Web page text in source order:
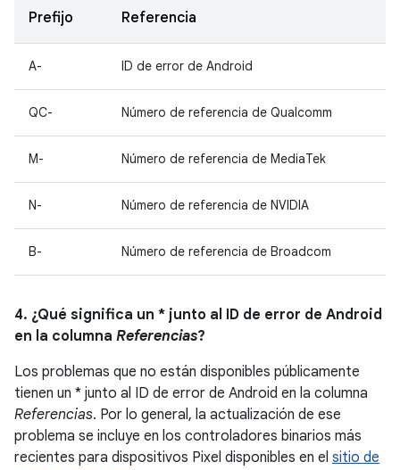
Prefijo Referencia
A- ID de error de Android
QC- Número de referencia de Qualcomm
M- Número de referencia de MediaTek
N- Número de referencia de NVIDIA
B- Número de referencia de Broadcom
4. ¿Qué significa un * junto al ID de error de Android
en la columna Referencias?
Los problemas que no están disponibles públicamente
tienen un * junto al ID de error de Android en la columna
Referencias. Por lo general, la actualización de ese
problema se incluye en los controladores binarios más
recientes para dispositivos Pixel disponibles en el sitio de